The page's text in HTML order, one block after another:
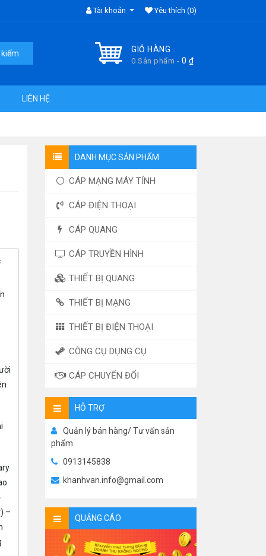
Tài khoản Yêu thích (0)
GIỎ HÀNG
0 Sản phẩm - 0 ₫
LIÊN HỆ
–
DANH MỤC SẢN PHẨM
CÁP MẠNG MÁY TÍNH
CÁP ĐIỆN THOẠI
CÁP QUANG
CÁP TRUYỀN HÌNH
THIẾT BỊ QUANG
THIẾT BỊ MẠNG
THIẾT BỊ ĐIỆN THOẠI
CÔNG CỤ DỤNG CỤ
CÁP CHUYỂN ĐỔI
HỖ TRỢ
Quản lý bán hàng/ Tư vấn sản
phẩm
0913145838
khanhvan.info@gmail.com
QUẢNG CÁO